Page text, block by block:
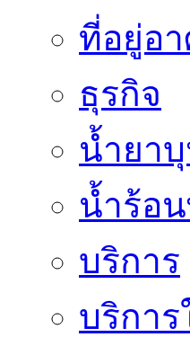
ที่อยู่อ
ธุรกิจ
น้ำยา
น้ำร้อ
บริการ
บริการ